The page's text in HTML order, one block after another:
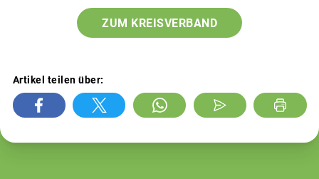
ZUM KREISVERBAND
Artikel teilen über: